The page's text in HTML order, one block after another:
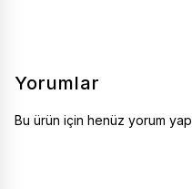
Yorumlar
Bu ürün için henüz yorum